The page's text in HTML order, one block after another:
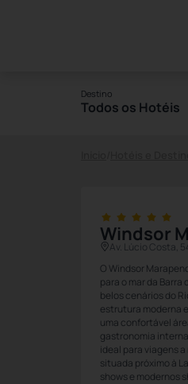
Destino
Todos os Hotéis
Windsor
Av. Lúcio Costa,
O Windsor
para o mar da
belos cenários do
estrutura moderna
uma confortável
gastronomia
ideal para viagens
situada próximo à
shows e modernos